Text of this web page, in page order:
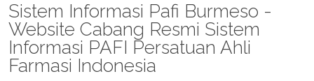
Sistem Informasi Pafi Burmeso -
Website Cabang Resmi Sistem
Informasi PAFI Persatuan Ahli
Farmasi Indonesia